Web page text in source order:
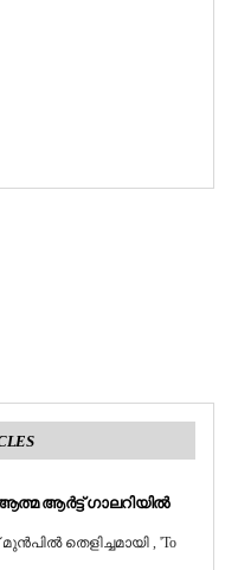
ആത്മ ആർട്ട് ഗാലറിയിൽ
തെളിച്ചമായി , 'To